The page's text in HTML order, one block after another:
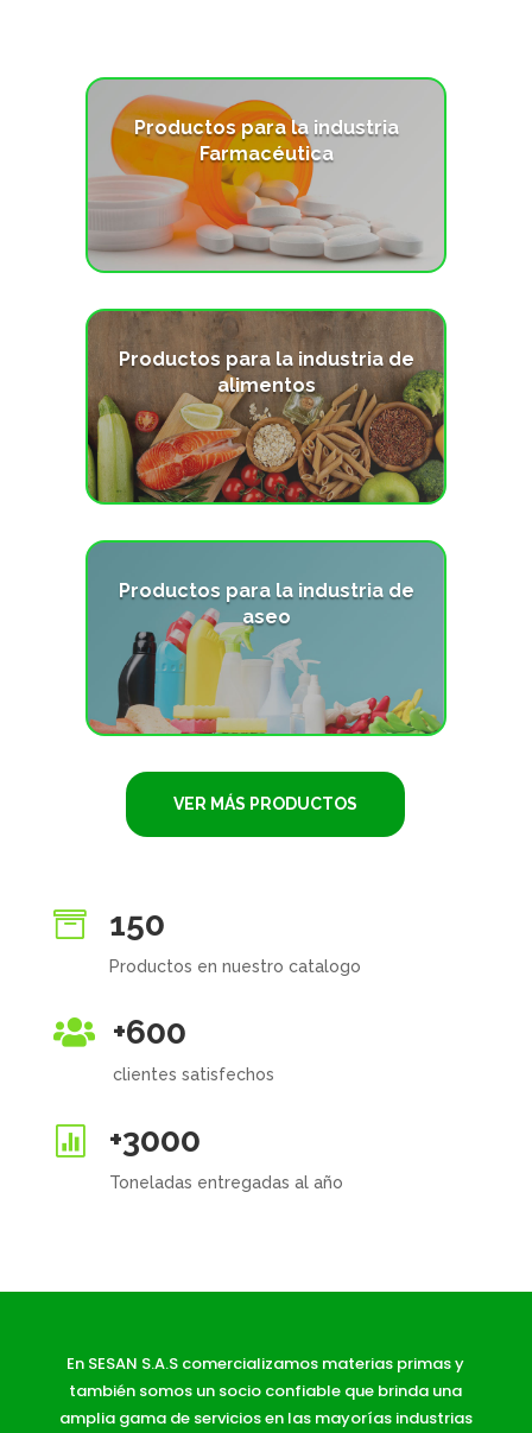
Productos para la industria
Farmacéutica
VER PRODUCTO
Productos para la industria de
alimentos
VER PRODUCTO
Productos para la industria de
aseo
VER PRODUCTO
VER MÁS PRODUCTOS
 150
Productos en nuestro catalogo
 +600
clientes satisfechos
 +3000
Toneladas entregadas al año
En SESAN S.A.S comercializamos materias primas y
también somos un socio confiable que brinda una
amplia gama de servicios en las mayorías industrias